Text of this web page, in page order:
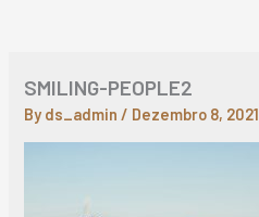
SMILING-PEOPLE2
By ds_admin/ Dezembro 8, 2021